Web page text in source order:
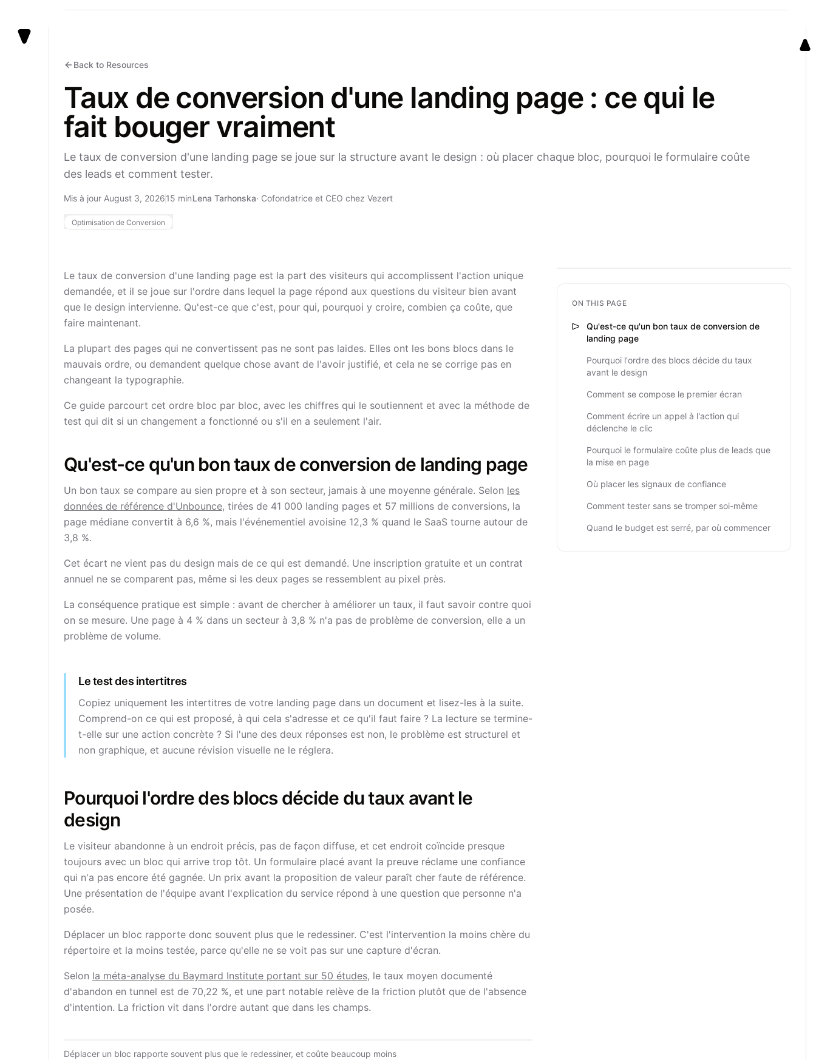
Vezert
Back to Resources
Taux de conversion d'une landing page : ce qui le
fait bouger vraiment
Le taux de conversion d'une landing page se joue sur la structure avant le design : où placer chaque bloc, pourquoi le formulaire coûte
des leads et comment tester.
Mis à jour August 3, 202615 minLena Tarhonska· Cofondatrice et CEO chez Vezert
Optimisation de Conversion
Le taux de conversion d'une landing page est la part des visiteurs qui accomplissent l'action unique
demandée, et il se joue sur l'ordre dans lequel la page répond aux questions du visiteur bien avant
que le design intervienne. Qu'est-ce que c'est, pour qui, pourquoi y croire, combien ça coûte, que
faire maintenant.
La plupart des pages qui ne convertissent pas ne sont pas laides. Elles ont les bons blocs dans le
mauvais ordre, ou demandent quelque chose avant de l'avoir justifié, et cela ne se corrige pas en
changeant la typographie.
Ce guide parcourt cet ordre bloc par bloc, avec les chiffres qui le soutiennent et avec la méthode de
test qui dit si un changement a fonctionné ou s'il en a seulement l'air.
Qu'est-ce qu'un bon taux de conversion de landing page
Un bon taux se compare au sien propre et à son secteur, jamais à une moyenne générale. Selon les
données de référence d'Unbounce, tirées de 41 000 landing pages et 57 millions de conversions, la
page médiane convertit à 6,6 %, mais l'événementiel avoisine 12,3 % quand le SaaS tourne autour de
3,8 %.
Cet écart ne vient pas du design mais de ce qui est demandé. Une inscription gratuite et un contrat
annuel ne se comparent pas, même si les deux pages se ressemblent au pixel près.
La conséquence pratique est simple : avant de chercher à améliorer un taux, il faut savoir contre quoi
on se mesure. Une page à 4 % dans un secteur à 3,8 % n'a pas de problème de conversion, elle a un
problème de volume.
Le test des intertitres
Copiez uniquement les intertitres de votre landing page dans un document et lisez-les à la suite.
Comprend-on ce qui est proposé, à qui cela s'adresse et ce qu'il faut faire ? La lecture se termine-
t-elle sur une action concrète ? Si l'une des deux réponses est non, le problème est structurel et
non graphique, et aucune révision visuelle ne le réglera.
Pourquoi l'ordre des blocs décide du taux avant le
design
Le visiteur abandonne à un endroit précis, pas de façon diffuse, et cet endroit coïncide presque
toujours avec un bloc qui arrive trop tôt. Un formulaire placé avant la preuve réclame une confiance
qui n'a pas encore été gagnée. Un prix avant la proposition de valeur paraît cher faute de référence.
Une présentation de l'équipe avant l'explication du service répond à une question que personne n'a
posée.
Déplacer un bloc rapporte donc souvent plus que le redessiner. C'est l'intervention la moins chère du
répertoire et la moins testée, parce qu'elle ne se voit pas sur une capture d'écran.
Selon la méta-analyse du Baymard Institute portant sur 50 études, le taux moyen documenté
d'abandon en tunnel est de 70,22 %, et une part notable relève de la friction plutôt que de l'absence
d'intention. La friction vit dans l'ordre autant que dans les champs.
Déplacer un bloc rapporte souvent plus que le redessiner, et coûte beaucoup moins
ON THIS PAGE
Qu'est-ce qu'un bon taux de conversion de
landing page
Pourquoi l'ordre des blocs décide du taux
avant le design
Comment se compose le premier écran
Comment écrire un appel à l'action qui
déclenche le clic
Pourquoi le formulaire coûte plus de leads que
la mise en page
Où placer les signaux de confiance
Comment tester sans se tromper soi-même
Quand le budget est serré, par où commencer